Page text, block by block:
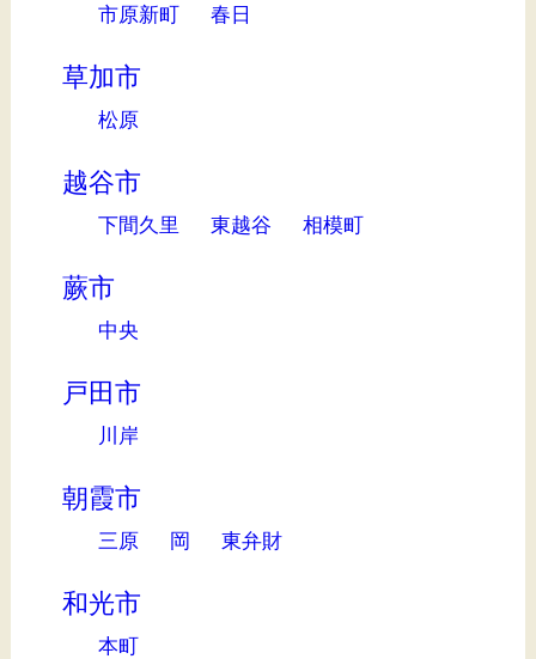
市原新町 春日
草加市
松原
越谷市
下間久里 東越谷 相模町
蕨市
中央
戸田市
川岸
朝霞市
三原 岡 東弁財
和光市
本町